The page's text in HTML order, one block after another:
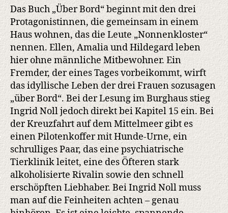
Das Buch „Über Bord“ beginnt mit den drei
Protagonistinnen, die gemeinsam in einem
Haus wohnen, das die Leute „Nonnenkloster“
nennen. Ellen, Amalia und Hildegard leben
hier ohne männliche Mitbewohner. Ein
Fremder, der eines Tages vorbeikommt, wirft
das idyllische Leben der drei Frauen sozusagen
„über Bord“. Bei der Lesung im Burghaus stieg
Ingrid Noll jedoch direkt bei Kapitel 15 ein. Bei
der Kreuzfahrt auf dem Mittelmeer gibt es
einen Pilotenkoffer mit Hunde-Urne, ein
schrulliges Paar, das eine psychiatrische
Tierklinik leitet, eine des Öfteren stark
alkoholisierte Rivalin sowie den schnell
erschöpften Liebhaber. Bei Ingrid Noll muss
man auf die Feinheiten achten – genau